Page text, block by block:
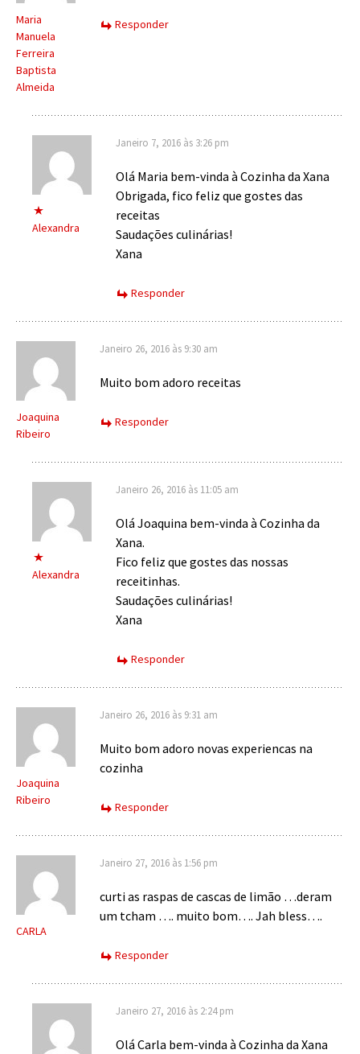
Maria
Manuela
Ferreira
Baptista
Almeida
Responder
Alexandra
Janeiro 7, 2016 às 3:26 pm
Olá Maria bem-vinda à Cozinha da Xana
Obrigada, fico feliz que gostes das
receitas
Saudações culinárias!
Xana
Responder
Joaquina
Ribeiro
Janeiro 26, 2016 às 9:30 am
Muito bom adoro receitas
Responder
Alexandra
Janeiro 26, 2016 às 11:05 am
Olá Joaquina bem-vinda à Cozinha da
Xana.
Fico feliz que gostes das nossas
receitinhas.
Saudações culinárias!
Xana
Responder
Joaquina
Ribeiro
Janeiro 26, 2016 às 9:31 am
Muito bom adoro novas experiencas na
cozinha
Responder
CARLA
Janeiro 27, 2016 às 1:56 pm
curti as raspas de cascas de limão …deram
um tcham …. muito bom…. Jah bless….
Responder
Janeiro 27, 2016 às 2:24 pm
Olá Carla bem-vinda à Cozinha da Xana